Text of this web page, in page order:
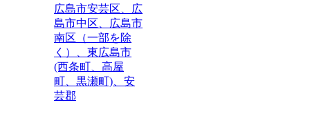
広島市安芸区、広
島市中区、広島市
南区（一部を除
く）、東広島市
(西条町、高屋
町、黒瀬町)、安
芸郡